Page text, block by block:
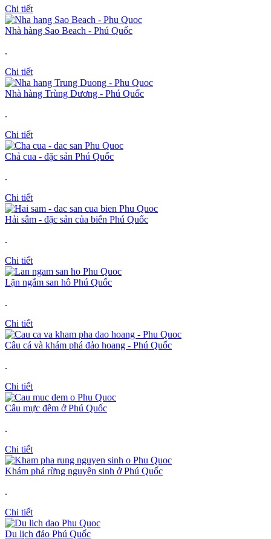
Chi tiết
Nhà hàng Sao Beach - Phú Quốc
.
Chi tiết
Nhà hàng Trùng Dương - Phú Quốc
.
Chi tiết
Chả cua - đặc sản Phú Quốc
.
Chi tiết
Hải sâm - đặc sản của biển Phú Quốc
.
Chi tiết
Lặn ngắm san hô Phú Quốc
.
Chi tiết
Câu cá và khám phá đảo hoang - Phú Quốc
.
Chi tiết
Câu mực đêm ở Phú Quốc
.
Chi tiết
Khám phá rừng nguyên sinh ở Phú Quốc
.
Chi tiết
Du lịch đảo Phú Quốc